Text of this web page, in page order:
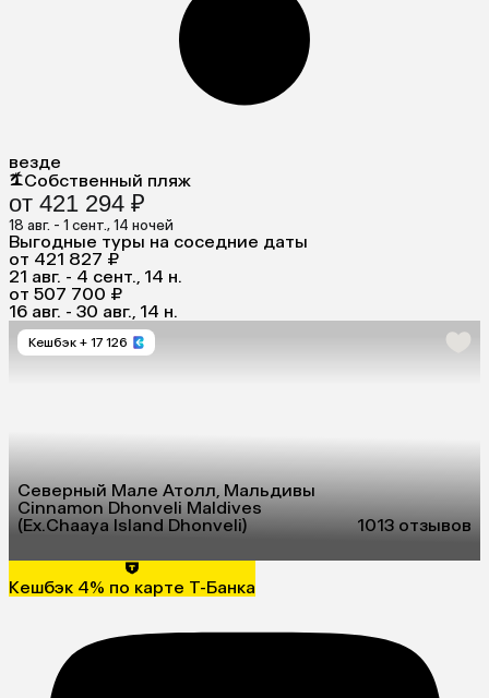
везде
Собственный пляж
от 421 294 ₽
18 авг. - 1 сент., 14 ночей
Выгодные туры на соседние даты
от 421 827 ₽
21 авг. - 4 сент., 14 н.
от 507 700 ₽
16 авг. - 30 авг., 14 н.
Кешбэк + 17 126
Северный Мале Атолл, Мальдивы
Cinnamon Dhonveli Maldives
(Ex.Chaaya Island Dhonveli)
1013 отзывов
Кешбэк 4% по карте Т-Банка